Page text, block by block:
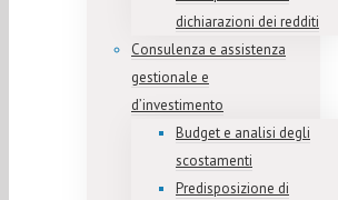
dichiarazioni dei redditi
Consulenza e assistenza
gestionale e
d’investimento
Budget e analisi degli
scostamenti
Predisposizione di